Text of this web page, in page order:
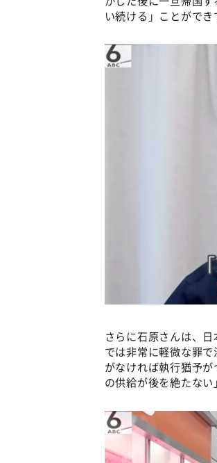
い続ける」ことができ
さらに石原さんは、
では非常に軽微な罪
がなければ執行猶予
の供給が後を絶たない